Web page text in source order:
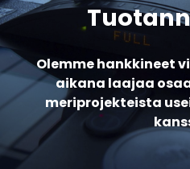
Olemme hankkineet
aikana laajaa
meriprojekteista